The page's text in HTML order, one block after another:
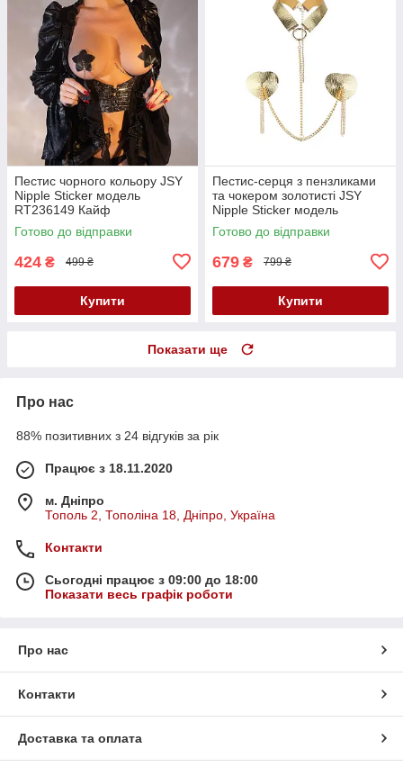
Пестис чорного кольору JSY
Nipple Sticker модель
RT236149 Кайф
Готово до відправки
424 ₴ 499 ₴
Купити
Пестис-серця з пензликами
та чокером золотисті JSY
Nipple Sticker модель
RT236114 Кайф
Готово до відправки
679 ₴ 799 ₴
Купити
Показати ще
Про нас
88% позитивних з 24 відгуків за рік
Працює з 18.11.2020
м. Дніпро
Тополь 2, Тополіна 18, Дніпро, Україна
Контакти
Сьогодні працює з 09:00 до 18:00
Показати весь графік роботи
Про нас
Контакти
Доставка та оплата